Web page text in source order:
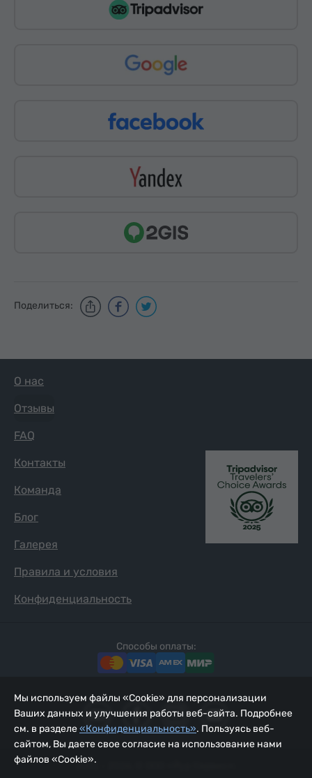
Поделиться:
О нас
Отзывы
FAQ
Контакты
Команда
Блог
Галерея
Правила и условия
Конфиденциальность
Способы оплаты:
2002 - 2026, © ООО «Йур Сервис»;
Мы используем файлы «Cookie» для персонализации
Ваших данных и улучшения работы веб-сайта. Подробнее
см. в разделе«Конфиденциальность». Пользуясь веб-
сайтом, Вы даете свое согласие на использование нами
файлов «Cookie».